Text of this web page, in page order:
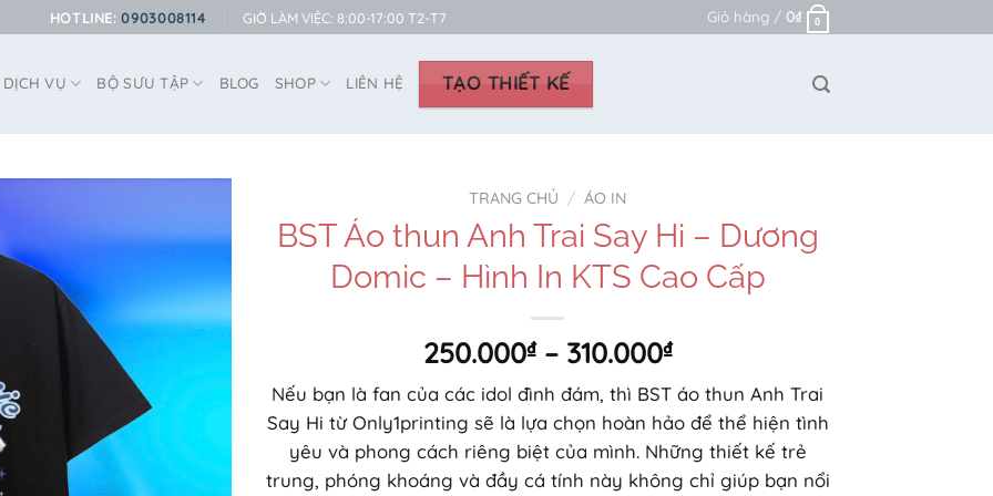
HOTLINE:0903008114 GIỜ LÀM VIỆC: 8:00-17:00 T2-T7 Giỏ hàng / 0₫ 0
DỊCH VỤ BỘ SƯU TẬP BLOG SHOP LIÊN HỆ TẠO THIẾT KẾ
TRANG CHỦ / ÁO IN
BST Áo thun Anh Trai Say Hi – Dương
Domic – Hình In KTS Cao Cấp
250.000₫ – 310.000₫Khoảng
giá:
từ
250.000₫
đến
Nếu bạn là fan của các idol đình đám, thì BST áo thun Anh Trai
Say Hi từ Only1printing sẽ là lựa chọn hoàn hảo để thể hiện tình
yêu và phong cách riêng biệt của mình. Những thiết kế trẻ
trung, phóng khoáng và đầy cá tính này không chỉ giúp bạn nổi